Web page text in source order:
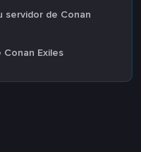
servidor de Conan
Exiles